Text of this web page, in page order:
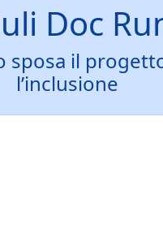
Doc
sposa il
l’inclusione